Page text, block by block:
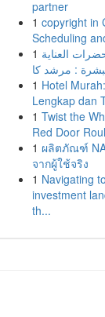
partner
1 copyright in
Scheduling
1 العناية
1 Hotel
Lengkap dan
1 Twist the
Red Door
1 ผลิตภัณฑ์
จากผู้ใช้จริง
1 Navigating
investment
th...